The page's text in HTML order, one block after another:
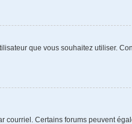
que vous souhaitez utiliser.
courriel. Certains forums peuvent